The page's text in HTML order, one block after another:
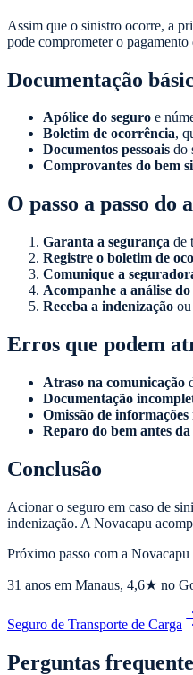
Assim que o sinistro ocorre, a
pode comprometer o pagamento
Documentação
Apólice do seguro e
Boletim de ocorrência,
Documentos pessoais do
Comprovantes do bem
O passo a passo do
Garanta a segurança de
Registre o boletim de
Comunique a
Acompanhe a análise
Receba a indenização
Erros que podem
Atraso na comunicação
Documentação
Omissão de informações
Reparo do bem antes
Conclusão
Acionar o seguro em caso de
indenização. A Novacapu
Próximo passo com a Novacapu
31 anos em Manaus, 4,6★ no
Seguro de Transporte de Carga
Perguntas